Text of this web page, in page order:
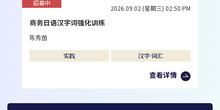
招募中
2026.09.02 (星期三) 02:50 PM
商务日语汉字词强化训练
陈秀茵
实践 汉字·词汇
查看详情